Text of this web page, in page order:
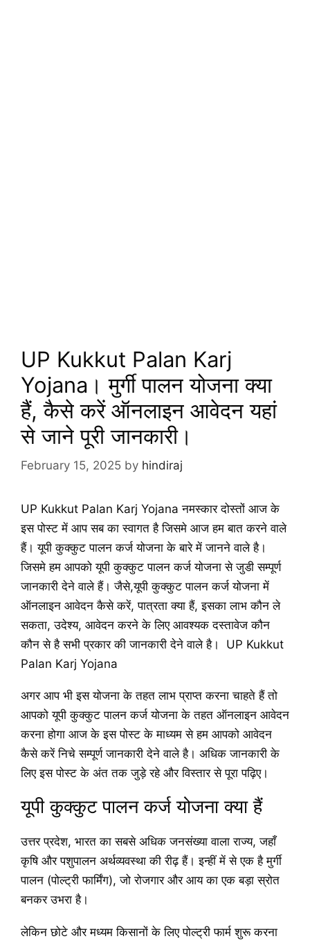
UP Kukkut Palan Karj
Yojana। मुर्गी पालन योजना क्या
हैं, कैसे करें ऑनलाइन आवेदन यहां
से जाने पूरी जानकारी।
February 15, 2025 by hindiraj
UP Kukkut Palan Karj Yojana नमस्कार दोस्तों आज के
इस पोस्ट में आप सब का स्वागत है जिसमे आज हम बात करने वाले
हैं। यूपी कुक्कुट पालन कर्ज योजना के बारे में जानने वाले है।
जिसमे हम आपको यूपी कुक्कुट पालन कर्ज योजना से जुडी सम्पूर्ण
जानकारी देने वाले हैं। जैसे,यूपी कुक्कुट पालन कर्ज योजना में
ऑनलाइन आवेदन कैसे करें, पात्रता क्या हैं, इसका लाभ कौन ले
सकता, उदेश्य, आवेदन करने के लिए आवश्यक दस्तावेज कौन
कौन से है सभी प्रकार की जानकारी देने वाले है। UP Kukkut
Palan Karj Yojana
अगर आप भी इस योजना के तहत लाभ प्राप्त करना चाहते हैं तो
आपको यूपी कुक्कुट पालन कर्ज योजना के तहत ऑनलाइन आवेदन
करना होगा आज के इस पोस्ट के माध्यम से हम आपको आवेदन
कैसे करें निचे सम्पूर्ण जानकारी देने वाले है। अधिक जानकारी के
लिए इस पोस्ट के अंत तक जुड़े रहे और विस्तार से पूरा पढ़िए।
यूपी कुक्कुट पालन कर्ज योजना क्या हैं
उत्तर प्रदेश, भारत का सबसे अधिक जनसंख्या वाला राज्य, जहाँ
कृषि और पशुपालन अर्थव्यवस्था की रीढ़ हैं। इन्हीं में से एक है मुर्गी
पालन (पोल्ट्री फार्मिंग), जो रोजगार और आय का एक बड़ा स्रोत
बनकर उभरा है।
लेकिन छोटे और मध्यम किसानों के लिए पोल्ट्री फार्म शुरू करना